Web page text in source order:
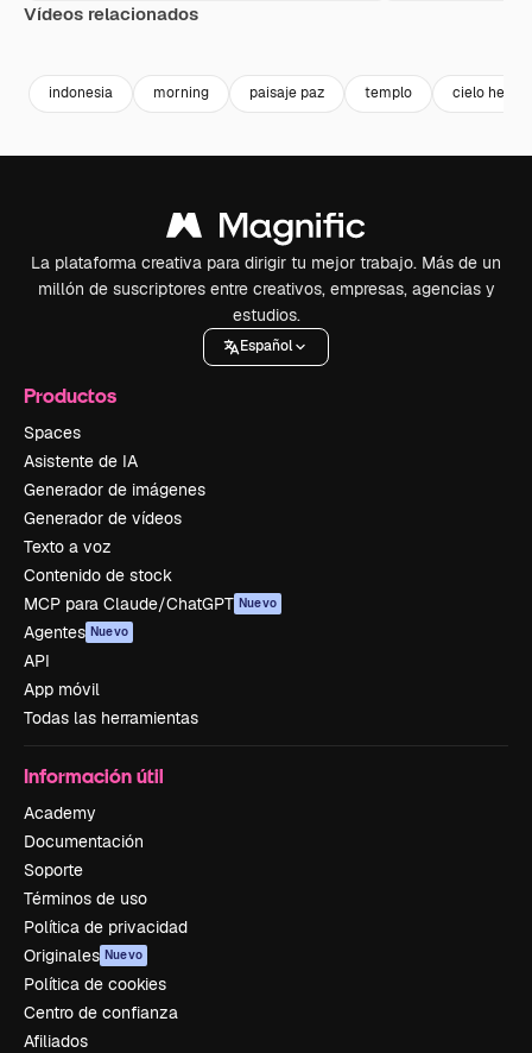
Vídeos relacionados
indonesia morning paisaje paz templo cielo
La plataforma creativa para dirigir tu mejor trabajo. Más de un
millón de suscriptores entre creativos, empresas, agencias y
estudios.
Español
Productos
Spaces
Asistente de IA
Generador de imágenes
Generador de vídeos
Texto a voz
Contenido de stock
MCP para Claude/ChatGPT Nuevo
Agentes Nuevo
API
App móvil
Todas las herramientas
Información útil
Academy
Documentación
Soporte
Términos de uso
Política de privacidad
Originales Nuevo
Política de cookies
Centro de confianza
Afiliados